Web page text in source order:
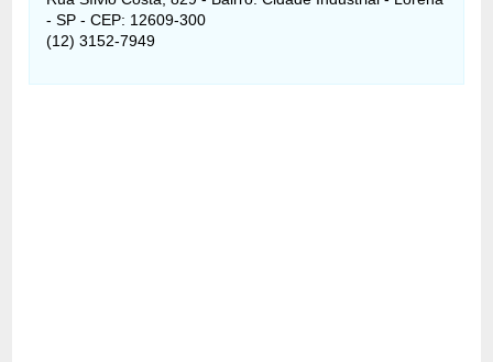
- SP - CEP: 12609-300
(12) 3152-7949